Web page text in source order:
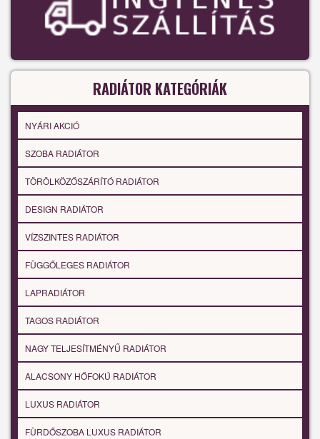
RADIÁTOR KATEGÓRIÁK
NYÁRI AKCIÓ
SZOBA RADIÁTOR
TÖRÖLKÖZŐSZÁRÍTÓ RADIÁTOR
DESIGN RADIÁTOR
VÍZSZINTES RADIÁTOR
FÜGGŐLEGES RADIÁTOR
LAPRADIÁTOR
TAGOS RADIÁTOR
NAGY TELJESÍTMÉNYŰ RADIÁTOR
ALACSONY HŐFOKÚ RADIÁTOR
LUXUS RADIÁTOR
FÜRDŐSZOBA LUXUS RADIÁTOR